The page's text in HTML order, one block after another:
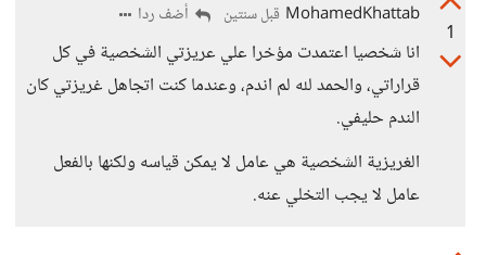
1
MohamedKhattab قبل سنتين أضف ردا
انا شخصيا اعتمدت مؤخرا علي عريزتي الشخصية في كل
قراراتي، والحمد لله لم اندم، وعندما كنت اتجاهل غريزتي كان
الندم حليفي.
الغريزية الشخصية هي عامل لا يمكن قياسه ولكنها بالفعل
عامل لا يجب التخلي عنه.